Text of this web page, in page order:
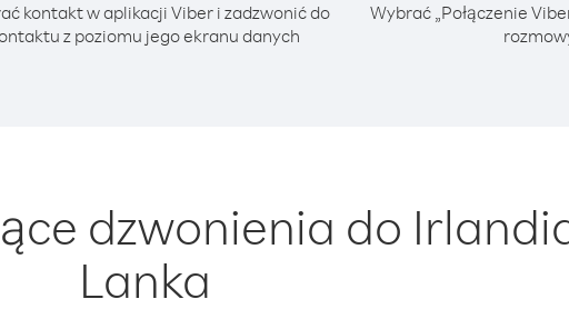
kontakt w aplikacji Viber i zadzwonić do
z poziomu jego ekranu danych
Wybrać „Połączenie
dzwonienia do
Lanka